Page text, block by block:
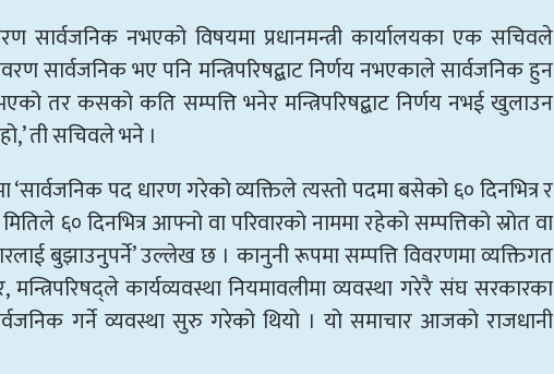
सार्वजनिक नभएको विषयमा प्रधानमन्त्री कार्यालयका एक सचिवले
सार्वजनिक भए पनि मन्त्रिपरिषद्बाट निर्णय नभएकाले सार्वजनिक हुन
तर कसको कति सम्पत्ति भनेर मन्त्रिपरिषद्बाट निर्णय नभई खुलाउन
ती सचिवले भने ।
‘सार्वजनिक पद धारण गरेको व्यक्तिले त्यस्तो पदमा बसेको ६० दिनभित्र र
६० दिनभित्र आफ्नो वा परिवारको नाममा रहेको सम्पत्तिको स्रोत वा
बुझाउनुपर्ने’ उल्लेख छ । कानुनी रूपमा सम्पत्ति विवरणमा व्यक्तिगत
कार्यव्यवस्था नियमावलीमा व्यवस्था गरेरै संघ सरकारका
गर्ने व्यवस्था सुरु गरेको थियो । यो समाचार आजको राजधानी